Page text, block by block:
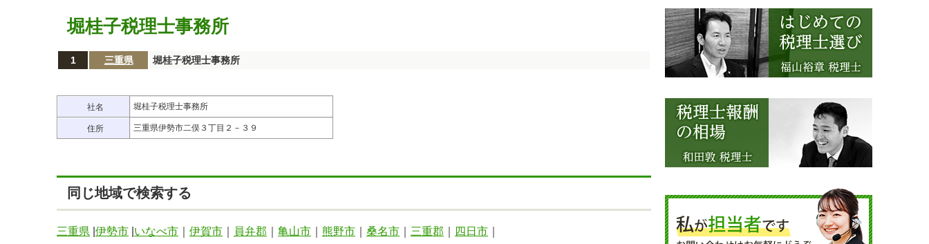
堀桂子税理士事務所
1 三重県 堀桂子税理士事務所
社名 堀桂子税理士事務所
住所 三重県伊勢市二俣３丁目２－３９
同じ地域で検索する
三重県 伊勢市 いなべ市 伊賀市 員弁郡 亀山市 熊野市 桑名市 三重郡 四日市